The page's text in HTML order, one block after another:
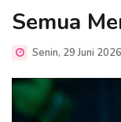
Semua
Senin, 29 Juni